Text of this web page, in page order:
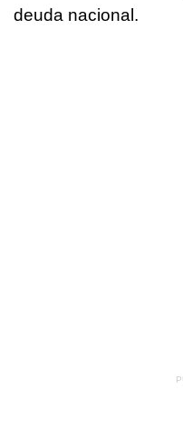
deuda nacional.